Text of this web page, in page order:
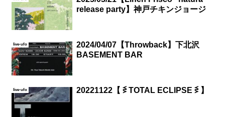
release party】神戸チキンジョージ
live-ufo
2024/04/07【Throwback】下北沢
BASEMENT BAR
live-ufo 20221122【 ⋚ TOTAL ECLIPSE ⋚ 】